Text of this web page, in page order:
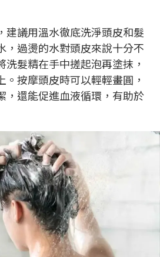
建議用溫水徹底洗淨頭皮和髮
，過燙的水對頭皮來說十分不
髮精在手中搓起泡再塗抹，
按摩頭皮時可以輕輕畫圓，
，還能促進血液循環，有助於